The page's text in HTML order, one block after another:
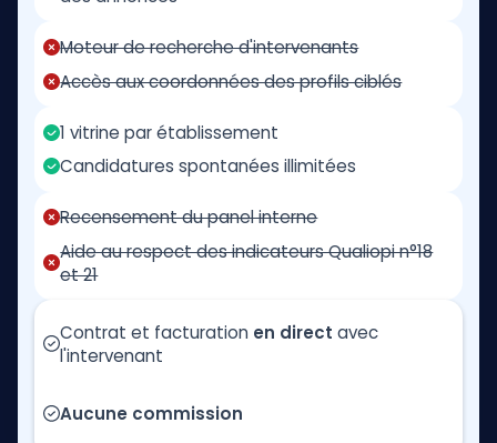
Moteur de recherche d'intervenants
Accès aux coordonnées des profils ciblés
1 vitrine par établissement
Candidatures spontanées illimitées
Recensement du panel interne
Aide au respect des indicateurs Qualiopi n°18
et 21
Contrat et facturation en direct avec
l'intervenant
Aucune commission